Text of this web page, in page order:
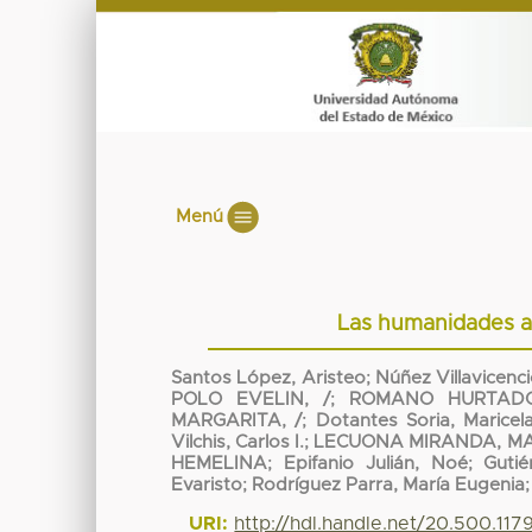
Menú
Las humanidades
Santos López, Aristeo; Núñez
POLO EVELIN, /;
ROMANO
MARGARITA, /;
Dotantes Soria,
Vilchis, Carlos I.; LECUONA MIRANDA,
HEMELINA; Epifanio Julián, Noé;
Evaristo; Rodríguez Parra, María Eugenia
URI: http://hdl.handle.net/